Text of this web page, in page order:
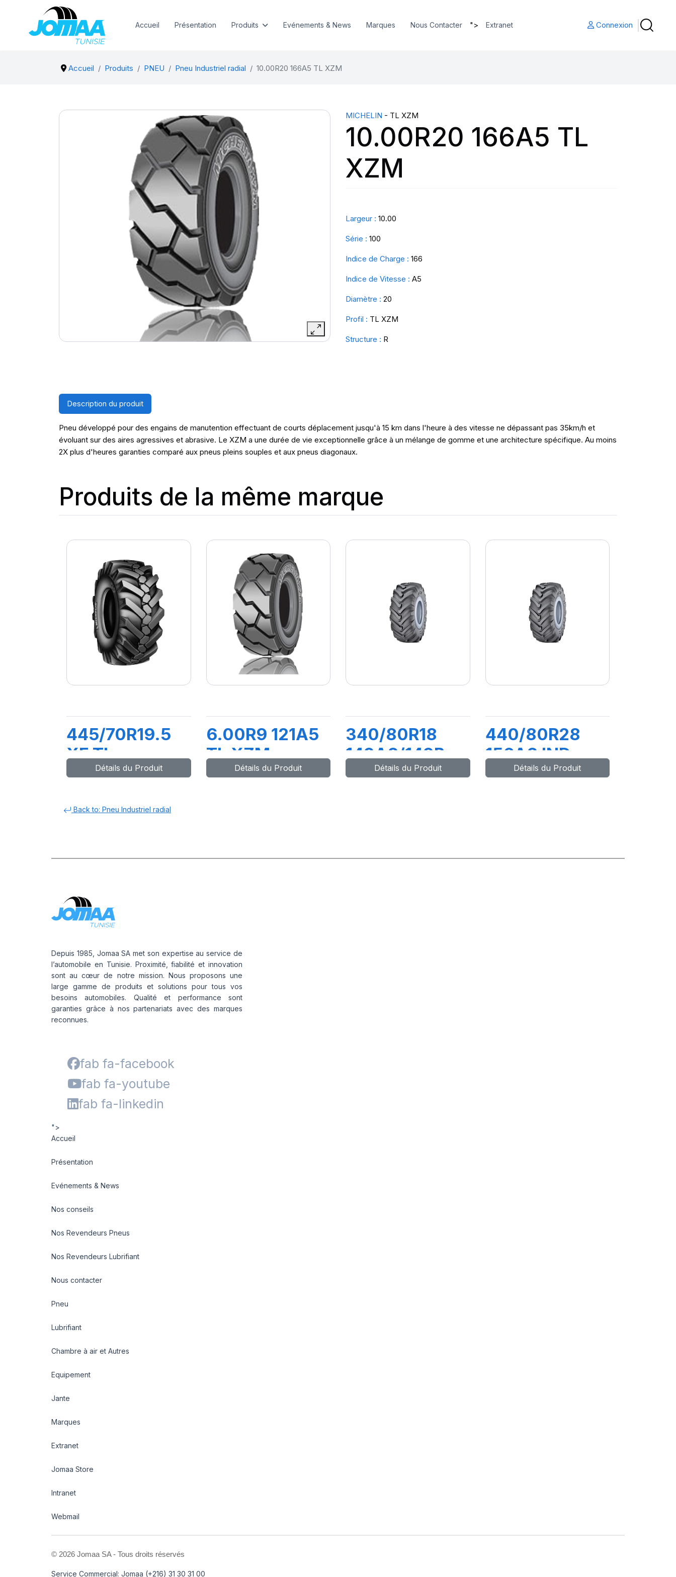
Accueil Présentation Produits Evénements & News Marques Nous Contacter "> Extranet Connexion
Accueil Produits PNEU Pneu Industriel radial 10.00R20 166A5 TL XZM
MICHELIN - TL XZM
10.00R20 166A5 TL
XZM
Largeur : 10.00
Série : 100
Indice de Charge : 166
Indice de Vitesse : A5
Diamètre : 20
Profil : TL XZM
Structure : R
Description du produit
Pneu développé pour des engains de manutention effectuant de courts déplacement jusqu'à 15 km dans l'heure à des vitesse ne dépassant pas 35km/h et
évoluant sur des aires agressives et abrasive. Le XZM a une durée de vie exceptionnelle grâce à un mélange de gomme et une architecture spécifique. Au moins
2X plus d'heures garanties comparé aux pneus pleins souples et aux pneus diagonaux.
Produits de la même marque
445/70R19.5
XF TL
173A8/180A2
Détails du Produit
6.00R9 121A5
TL XZM
Détails du Produit
340/80R18
143A8/143B
IND TL XMCL
Détails du Produit
440/80R28
156A8 IND
XMCLDétails du Produit
Back to: Pneu Industriel radial
Depuis 1985, Jomaa SA met son expertise au service de
l’automobile en Tunisie. Proximité, fiabilité et innovation
sont au cœur de notre mission. Nous proposons une
large gamme de produits et solutions pour tous vos
besoins automobiles. Qualité et performance sont
garanties grâce à nos partenariats avec des marques
reconnues.
fab fa-facebook
fab fa-youtube
fab fa-linkedin
">
Accueil
Présentation
Evénements & News
Nos conseils
Nos Revendeurs Pneus
Nos Revendeurs Lubrifiant
Nous contacter
Pneu
Lubrifiant
Chambre à air et Autres
Equipement
Jante
Marques
Extranet
Jomaa Store
Intranet
Webmail
© 2026 Jomaa SA - Tous droits réservés
Service Commercial: Jomaa (+216) 31 30 31 00